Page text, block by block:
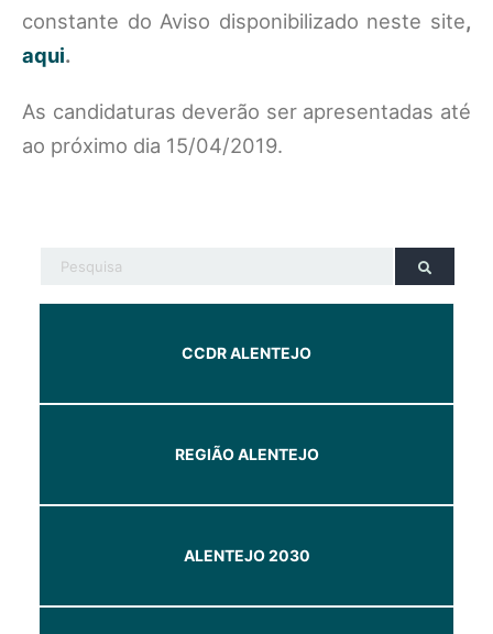
constante do Aviso disponibilizado neste site,
aqui.
As candidaturas deverão ser apresentadas até
ao próximo dia 15/04/2019.
CCDR ALENTEJO
REGIÃO ALENTEJO
ALENTEJO 2030